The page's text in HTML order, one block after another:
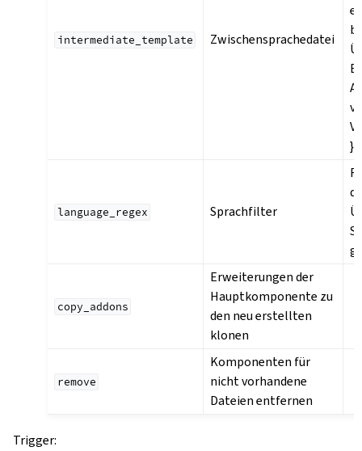
intermediate_template Zwischensprachedatei
}}
language_regex Sprachfilter
copy_addons
Erweiterungen der
Hauptkomponente zu
den neu erstellten
klonen
remove
Komponenten für
nicht vorhandene
Dateien entfernen
Trigger: